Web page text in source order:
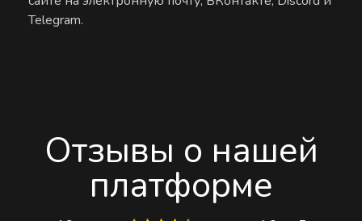
Telegram.
Отзывы о нашей
платформе